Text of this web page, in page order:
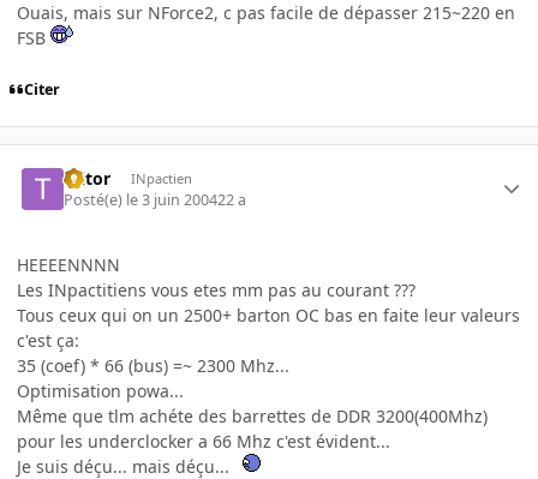
Ouais, mais sur NForce2, c pas facile de dépasser 215~220 en
FSB
Citer
Ttitor INpactien
Posté(e) le 3 juin 200422 a
HEEEENNNN
Les INpactitiens vous etes mm pas au courant ???
Tous ceux qui on un 2500+ barton OC bas en faite leur valeurs
c'est ça:
35 (coef) * 66 (bus) =~ 2300 Mhz...
Optimisation powa...
Même que tlm achéte des barrettes de DDR 3200(400Mhz)
pour les underclocker a 66 Mhz c'est évident...
Je suis déçu... mais déçu...